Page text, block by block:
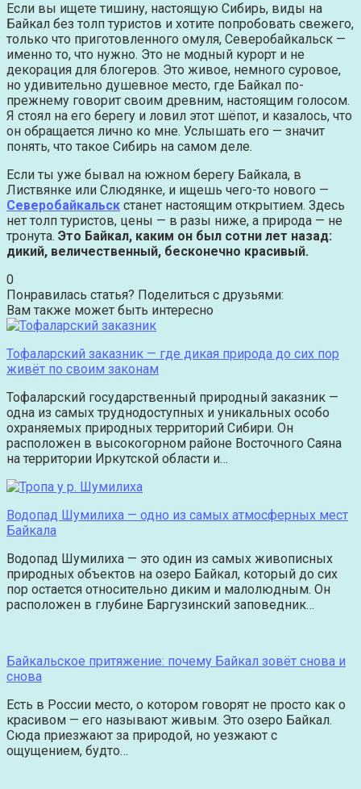
Если вы ищете тишину, настоящую Сибирь, виды на
Байкал без толп туристов и хотите попробовать свежего,
только что приготовленного омуля, Северобайкальск —
именно то, что нужно. Это не модный курорт и не
декорация для блогеров. Это живое, немного суровое,
но удивительно душевное место, где Байкал по-
прежнему говорит своим древним, настоящим голосом.
Я стоял на его берегу и ловил этот шёпот, и казалось, что
он обращается лично ко мне. Услышать его — значит
понять, что такое Сибирь на самом деле.
Если ты уже бывал на южном берегу Байкала, в
Листвянке или Слюдянке, и ищешь чего-то нового —
Северобайкальск станет настоящим открытием. Здесь
нет толп туристов, цены — в разы ниже, а природа — не
тронута. Это Байкал, каким он был сотни лет назад:
дикий, величественный, бесконечно красивый.
0
Понравилась статья? Поделиться с друзьями:
Вам также может быть интересно
Тофаларский заказник — где дикая природа до сих пор
живёт по своим законам
Тофаларский государственный природный заказник —
одна из самых труднодоступных и уникальных особо
охраняемых природных территорий Сибири. Он
расположен в высокогорном районе Восточного Саяна
на территории Иркутской области и…
Водопад Шумилиха — одно из самых атмосферных мест
Байкала
Водопад Шумилиха — это один из самых живописных
природных объектов на озеро Байкал, который до сих
пор остается относительно диким и малолюдным. Он
расположен в глубине Баргузинский заповедник…
Байкальское притяжение: почему Байкал зовёт снова и
снова
Есть в России место, о котором говорят не просто как о
красивом — его называют живым. Это озеро Байкал.
Сюда приезжают за природой, но уезжают с
ощущением, будто…